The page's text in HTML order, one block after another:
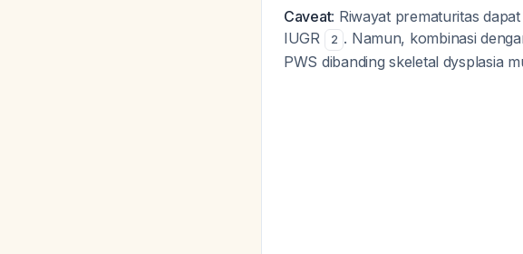
Caveat: Riwayat prematuritas
IUGR
2 . Namun, kombinasi
PWS dibanding skeletal dysplasia